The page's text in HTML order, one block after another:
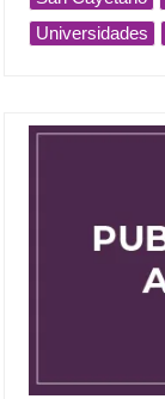
Universidades